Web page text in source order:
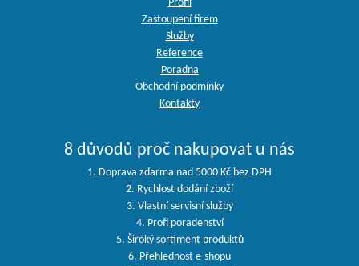
Profil
Zastoupení firem
Služby
Reference
Poradna
Obchodní podmínky
Kontakty
8 důvodů proč nakupovat u nás
1. Doprava zdarma nad 5000 Kč bez DPH
2. Rychlost dodání zboží
3. Vlastní servisní služby
4. Profi poradenství
5. Široký sortiment produktů
6. Přehlednost e-shopu